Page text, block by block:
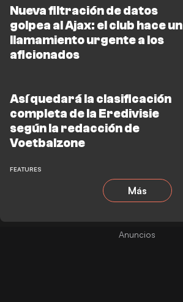
Nueva filtración de datos
golpea al Ajax: el club hace un
llamamiento urgente a los
aficionados
Así quedará la clasificación
completa de la Eredivisie
según la redacción de
Voetbalzone
FEATURES
Más